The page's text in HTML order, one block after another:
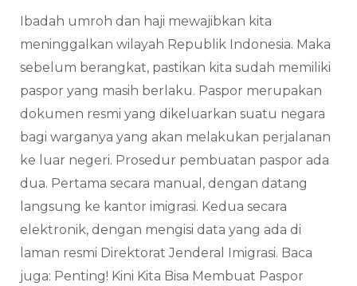
Ibadah umroh dan haji mewajibkan kita
meninggalkan wilayah Republik Indonesia. Maka
sebelum berangkat, pastikan kita sudah memiliki
paspor yang masih berlaku. Paspor merupakan
dokumen resmi yang dikeluarkan suatu negara
bagi warganya yang akan melakukan perjalanan
ke luar negeri. Prosedur pembuatan paspor ada
dua. Pertama secara manual, dengan datang
langsung ke kantor imigrasi. Kedua secara
elektronik, dengan mengisi data yang ada di
laman resmi Direktorat Jenderal Imigrasi. Baca
juga: Penting! Kini Kita Bisa Membuat Paspor